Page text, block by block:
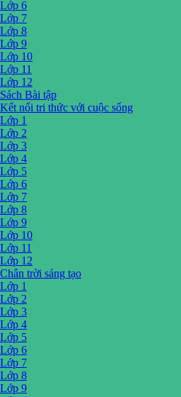
Lớp 6
Lớp 7
Lớp 8
Lớp 9
Lớp 10
Lớp 11
Lớp 12
Sách Bài tập
Kết nối tri thức với cuộc sống
Lớp 1
Lớp 2
Lớp 3
Lớp 4
Lớp 5
Lớp 6
Lớp 7
Lớp 8
Lớp 9
Lớp 10
Lớp 11
Lớp 12
Chân trời sáng tạo
Lớp 1
Lớp 2
Lớp 3
Lớp 4
Lớp 5
Lớp 6
Lớp 7
Lớp 8
Lớp 9